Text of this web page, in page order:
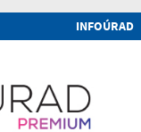
INFOÚRAD